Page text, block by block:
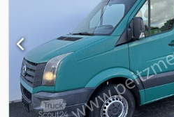
asistență la parcare spate, sistem
a presiunii în anvelope, tipul
pentru genunchi, partea șoferului,
digitală (DAB), transmisie automată –
navigație Ford cu AppLink,
ploaie, jante din aliaj ușor,
stânga reglabil electric (8 poziții),
inteligent de control adaptiv al